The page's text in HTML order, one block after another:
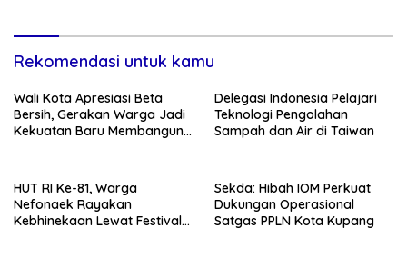
Rekomendasi untuk kamu
Wali Kota Apresiasi Beta
Bersih, Gerakan Warga Jadi
Kekuatan Baru Membangun
Delegasi Indonesia Pelajari
Teknologi Pengolahan
Sampah dan Air di Taiwan
HUT RI Ke-81, Warga
Nefonaek Rayakan
Kebhinekaan Lewat Festival
Sekda: Hibah IOM Perkuat
Dukungan Operasional
Satgas PPLN Kota Kupang